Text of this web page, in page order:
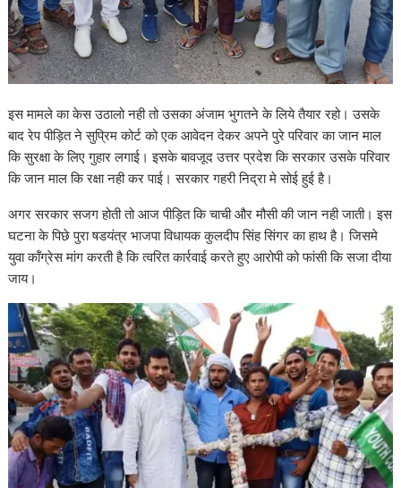
इस मामले का केस उठालो नही तो उसका अंजाम भुगतने के लिये तैयार रहो। उसके
बाद रेप पीड़ित ने सुप्रिम कोर्ट को एक आवेदन देकर अपने पुरे परिवार का जान माल
कि सुरक्षा के लिए गुहार लगाई। इसके बावजूद उत्तर प्रदेश कि सरकार उसके परिवार
कि जान माल कि रक्षा नही कर पाई। सरकार गहरी निद्रा मे सोई हुई है।
अगर सरकार सजग होती तो आज पीड़ित कि चाची और मौसी की जान नही जाती। इस
घटना के पिछे पुरा षडयंत्र भाजपा विधायक कुलदीप सिंह सिंगर का हाथ है। जिसमे
युवा कॉंग्रेस मांग करती है कि त्वरित कार्रवाई करते हुए आरोपी को फांसी कि सजा दीया
जाय।